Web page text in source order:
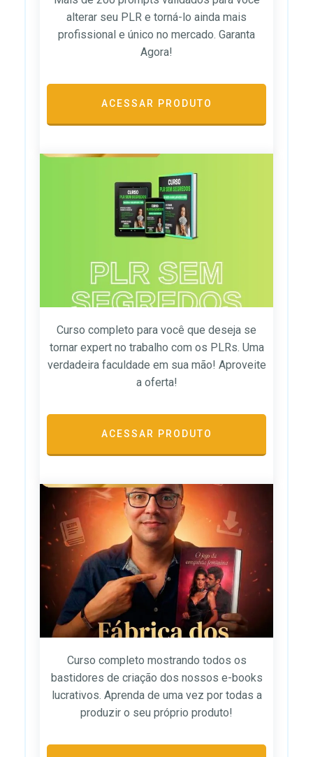
alterar seu PLR e torná-lo ainda mais
profissional e único no mercado. Garanta
Agora!
ACESSAR PRODUTO
Curso completo para você que deseja se
tornar expert no trabalho com os PLRs. Uma
verdadeira faculdade em sua mão! Aproveite
a oferta!
ACESSAR PRODUTO
Curso completo mostrando todos os
bastidores de criação dos nossos e-books
lucrativos. Aprenda de uma vez por todas a
produzir o seu próprio produto!